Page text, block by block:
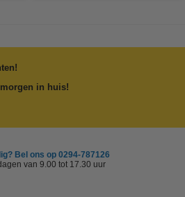
in huis!
Bel ons op 0294-787126
van 9.00 tot 17.30 uur